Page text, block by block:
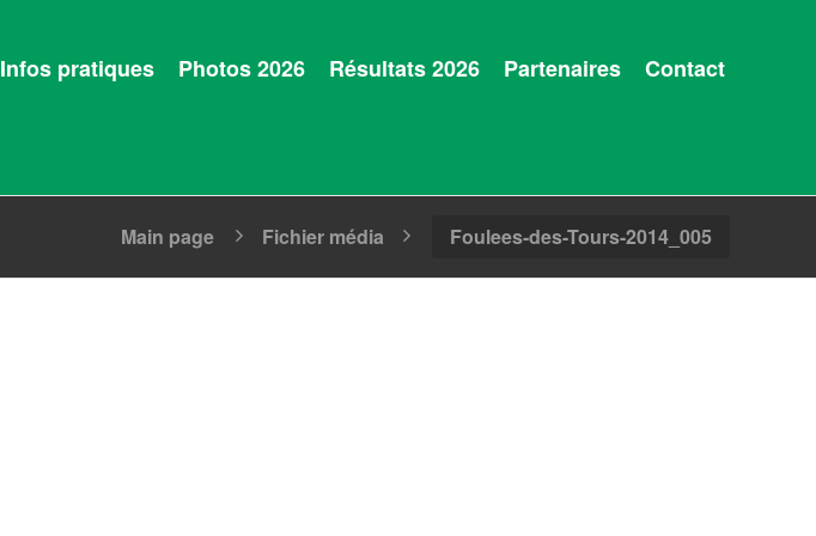
Infos pratiques Photos 2026 Résultats 2026 Partenaires Contact
Main page Fichier média Foulees-des-Tours-2014_005